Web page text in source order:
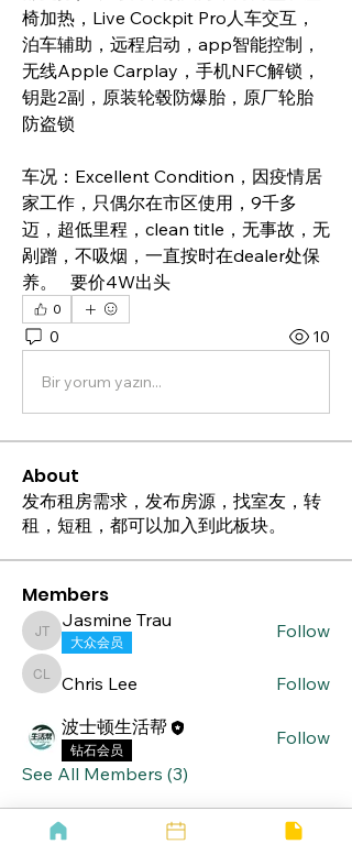
椅加热，Live Cockpit Pro人车交互，
泊车辅助，远程启动，app智能控制，
无线Apple Carplay，手机NFC解锁，
钥匙2副，原装轮毂防爆胎，原厂轮胎
防盗锁
车况：Excellent Condition，因疫情居
家工作，只偶尔在市区使用，9千多
迈，超低里程，clean title，无事故，无
剐蹭，不吸烟，一直按时在dealer处保
养。   要价4W出头
0
0 10
Bir yorum yazın...
About
发布租房需求，发布房源，找室友，转
租，短租，都可以加入到此板块。
Members
Jasmine Trau
Jasmine Trau
大众会员
Follow
Chris Lee
Chris Lee
Follow
波士顿生活帮
钻石会员
Follow
See All Members (3)